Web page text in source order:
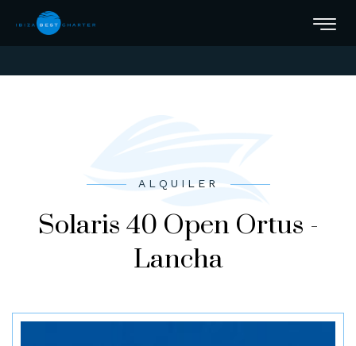
ALQUILER
Solaris 40 Open Ortus -
Lancha